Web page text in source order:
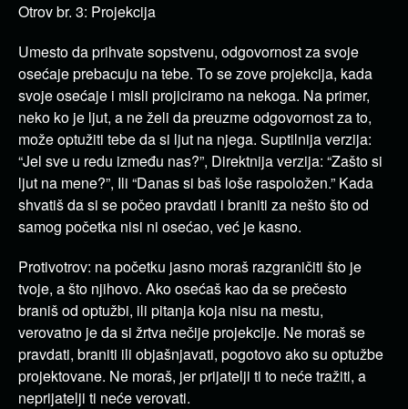
Otrov br. 3: Projekcija
Umesto da prihvate sopstvenu, odgovornost za svoje
osećaje prebacuju na tebe. To se zove projekcija, kada
svoje osećaje i misli projiciramo na nekoga. Na primer,
neko ko je ljut, a ne želi da preuzme odgovornost za to,
može optužiti tebe da si ljut na njega. Suptilnija verzija:
“Jel sve u redu između nas?”, Direktnija verzija: “Zašto si
ljut na mene?”, Ili “Danas si baš loše raspoložen.” Kada
shvatiš da si se počeo pravdati i braniti za nešto što od
samog početka nisi ni osećao, već je kasno.
Protivotrov: na početku jasno moraš razgraničiti što je
tvoje, a što njihovo. Ako osećaš kao da se prečesto
braniš od optužbi, ili pitanja koja nisu na mestu,
verovatno je da si žrtva nečije projekcije. Ne moraš se
pravdati, braniti ili objašnjavati, pogotovo ako su optužbe
projektovane. Ne moraš, jer prijatelji ti to neće tražiti, a
neprijatelji ti neće verovati.